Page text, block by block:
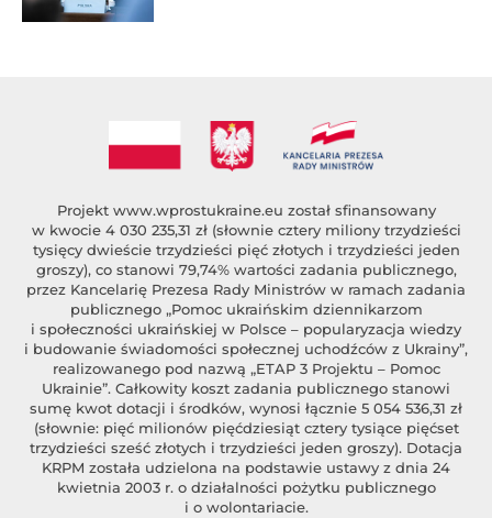
Projekt www.wprostukraine.eu został sfinansowany
w kwocie 4 030 235,31 zł (słownie cztery miliony trzydzieści
tysięcy dwieście trzydzieści pięć złotych i trzydzieści jeden
groszy), co stanowi 79,74% wartości zadania publicznego,
przez Kancelarię Prezesa Rady Ministrów w ramach zadania
publicznego „Pomoc ukraińskim dziennikarzom
i społeczności ukraińskiej w Polsce – popularyzacja wiedzy
i budowanie świadomości społecznej uchodźców z Ukrainy”,
realizowanego pod nazwą „ETAP 3 Projektu – Pomoc
Ukrainie”. Całkowity koszt zadania publicznego stanowi
sumę kwot dotacji i środków, wynosi łącznie 5 054 536,31 zł
(słownie: pięć milionów pięćdziesiąt cztery tysiące pięćset
trzydzieści sześć złotych i trzydzieści jeden groszy). Dotacja
KRPM została udzielona na podstawie ustawy z dnia 24
kwietnia 2003 r. o działalności pożytku publicznego
i o wolontariacie.